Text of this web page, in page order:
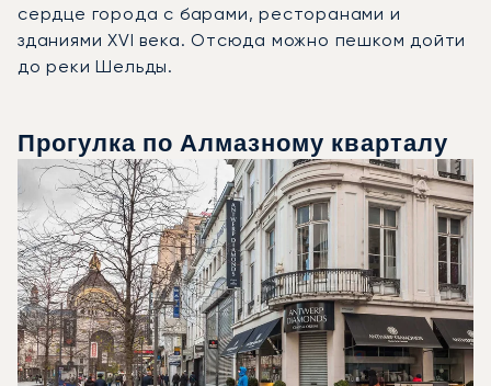
сердце города с барами, ресторанами и
зданиями XVI века. Отсюда можно пешком дойти
до реки Шельды.
Прогулка по Алмазному кварталу